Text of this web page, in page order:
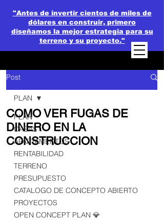
"Antes de invertir cientos de miles de
dólares en construir, primero
diseñamos la mejor estrategia para su
terreno y su proyecto."
Post
PLAN
CASAS
APARTAMENTOS
RENTABILIDAD
TERRENO
PRESUPUESTO
CATALOGO DE CONCEPTO ABIERTO
PROYECTOS
OPEN CONCEPT PLAN 💎
PLAN
COMO VER FUGAS DE
DINERO EN LA
CONSTRUCCION